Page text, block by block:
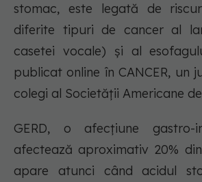
stomac, este legată de
diferite tipuri de cancer al
casetei vocale) și al
publicat online în CANCER, un
colegi al Societății Americane
GERD, o afecțiune gastro-
afectează aproximativ 20%
apare atunci când acidul